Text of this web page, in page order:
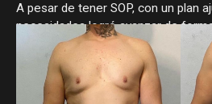
A pesar de tener SOP, con un plan
necesidades logró avanzar de
demostrando que con enfoque y
progresar.